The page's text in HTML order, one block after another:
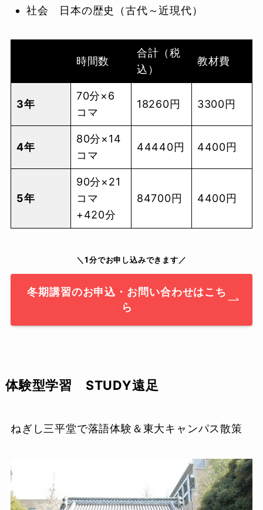
社会 日本の歴史（古代～近現代）
時間数
合計（税
込）
教材費
3年
70分×6
コマ
18260円 3300円
4年
80分×14
コマ
44440円 4400円
5年
90分×21
コマ
+420分
84700円 4400円
＼1分でお申し込みできます／
冬期講習のお申込・お問い合わせはこち
ら
体験型学習 STUDY遠足
ねぎし三平堂で落語体験＆東大キャンパス散策